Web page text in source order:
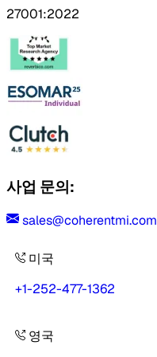
27001:2022
사업 문의:
sales@coherentmi.com
미국
+1-252-477-1362
영국